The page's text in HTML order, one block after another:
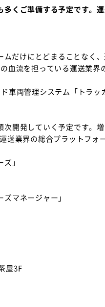
くご準備する予定です。
だけにとどまることなく
血流を担っている運送業界
車両管理システム「トラ
開発していく予定です。
送業界の総合プラットフォ
」
マネージャー」
屋3F